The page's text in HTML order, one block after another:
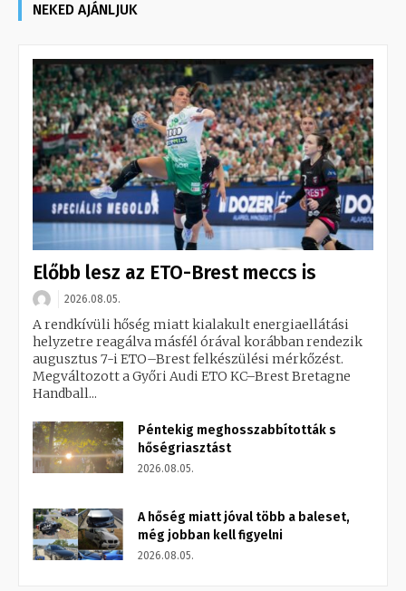
NEKED AJÁNLJUK
Előbb lesz az ETO-Brest meccs is
2026.08.05.
A rendkívüli hőség miatt kialakult energiaellátási
helyzetre reagálva másfél órával korábban rendezik
augusztus 7-i ETO–Brest felkészülési mérkőzést.
Megváltozott a Győri Audi ETO KC–Brest Bretagne
Handball...
Péntekig meghosszabbították s
hőségriasztást
2026.08.05.
A hőség miatt jóval több a baleset,
még jobban kell figyelni
2026.08.05.